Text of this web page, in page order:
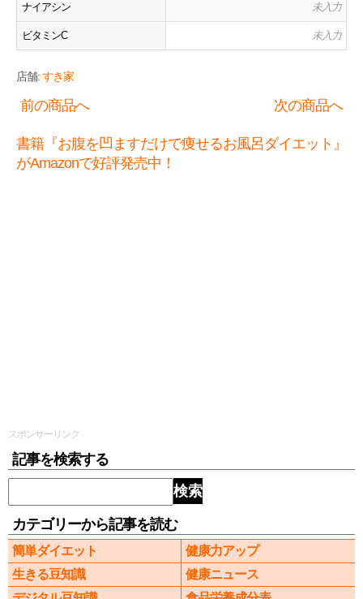
ナイアシン 未入力
ビタミンC 未入力
店舗:すき家
前の商品へ 次の商品へ
書籍『お腹を凹ますだけで痩せるお風呂ダイエット』
がAmazonで好評発売中！
スポンサーリンク
記事を検索する
検索
カテゴリーから記事を読む
簡単ダイエット
健康力アップ
生きる豆知識
健康ニュース